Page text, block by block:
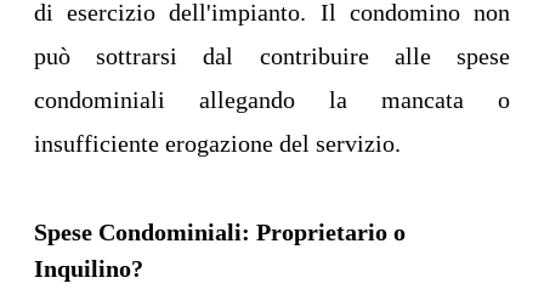
di esercizio dell'impianto. Il condomino non
può sottrarsi dal contribuire alle spese
condominiali allegando la mancata o
insufficiente erogazione del servizio.
Spese Condominiali: Proprietario o
Inquilino?